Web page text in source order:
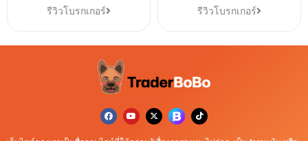
รีวิวโบรกเกอร์ รีวิวโบรกเกอร์